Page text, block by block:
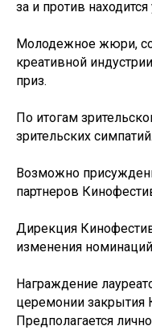
за и против
Молодежное жюри,
креативной
приз.
По итогам
зрительских симпатий.
Возможно
партнеров
Дирекция
изменения
Награждение
церемонии закрытия
Предполагается